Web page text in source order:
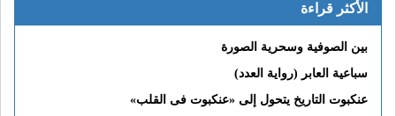
الأكثر قراءة
بين الصوفية وسحرية الصورة
سباعية العابر (رواية العدد)
عنكبوت التاريخ يتحول إلى «عنكبوت فى القلب»